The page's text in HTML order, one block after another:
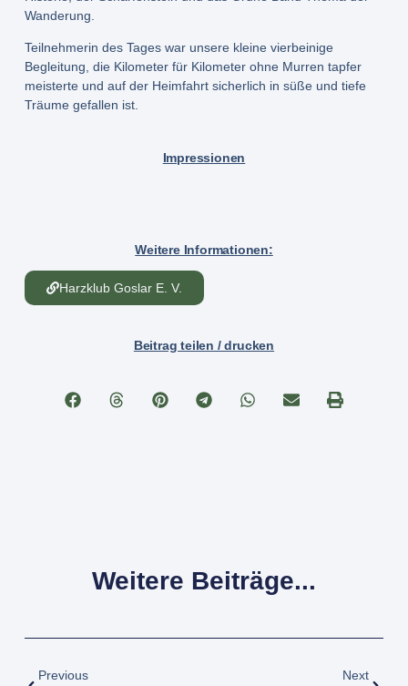
Wanderung.
Teilnehmerin des Tages war unsere kleine vierbeinige
Begleitung, die Kilometer für Kilometer ohne Murren tapfer
meisterte und auf der Heimfahrt sicherlich in süße und tiefe
Träume gefallen ist.
Impressionen
Weitere Informationen:
Harzklub Goslar E. V.
Beitrag teilen / drucken
Weitere Beiträge...
Previous
Next